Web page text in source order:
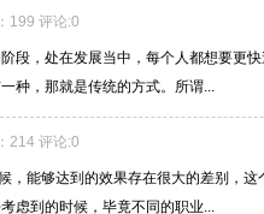
199 评论:0
，处在发展当中，每个人都想要更快
种，那就是传统的方式。所谓...
214 评论:0
，能够达到的效果存在很大的差别，这
虑到的时候，毕竟不同的职业...